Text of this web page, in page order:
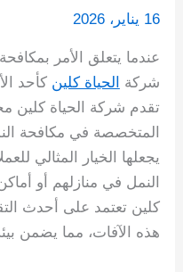
16 يناير، 2026
عندما يتعلق الأمر
شركة
الحياة كلين كأحد
تقدم شركة الحياة كلين
المتخصصة في مكافحة
يجعلها الخيار المثالي
النمل في منازلهم أو
كلين تعتمد على أحدث
هذه الآفات، مما يضمن